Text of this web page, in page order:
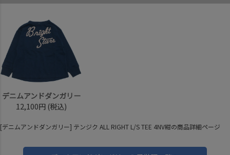
デニムアンドダンガリー
12,100円 (税込)
[デニムアンドダンガリー] テンジク ALL RIGHT L/S TEE 4NV紺の商品詳細ページ